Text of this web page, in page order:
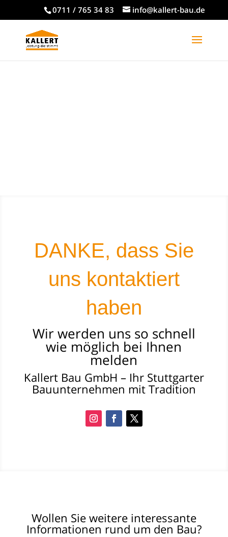
0711 / 765 34 83 info@kallert-bau.de
DANKE, dass Sie
uns kontaktiert
haben
Wir werden uns so schnell
wie möglich bei Ihnen
melden
Kallert Bau GmbH – Ihr Stuttgarter
Bauunternehmen mit Tradition
Wollen Sie weitere interessante
Informationen rund um den Bau?